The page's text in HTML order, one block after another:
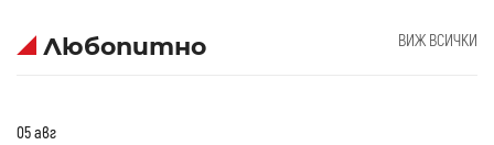
Любопитно ВИЖ ВСИЧКИ
05 авг